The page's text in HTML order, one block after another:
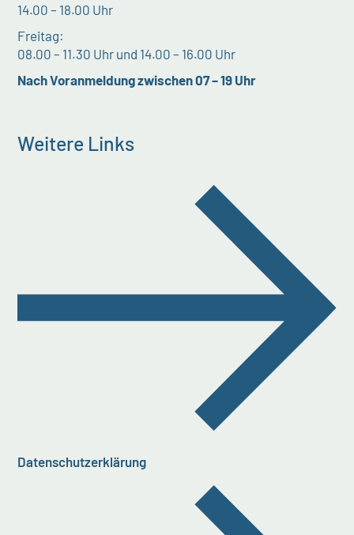
14.00 – 18.00 Uhr
Freitag:
08.00 – 11.30 Uhr und 14.00 – 16.00 Uhr
Nach Voranmeldung zwischen 07 – 19 Uhr
Weitere Links
Datenschutzerklärung